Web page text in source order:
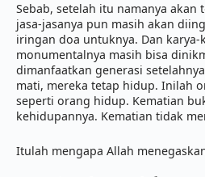
Sebab, setelah itu namanya akan
jasa-jasanya pun masih akan
iringan doa untuknya. Dan karya-
monumentalnya masih bisa
dimanfaatkan generasi
mati, mereka tetap hidup. Inilah
seperti orang hidup. Kematian
Itulah mengapa Allah